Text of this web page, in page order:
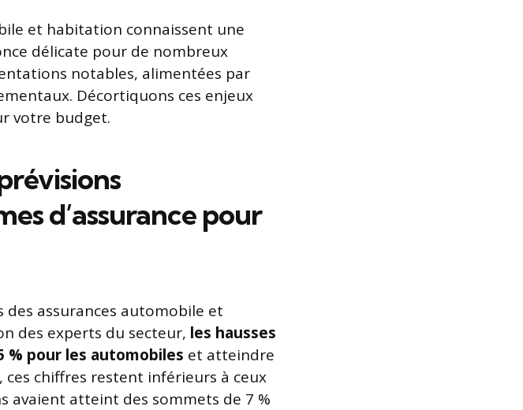
et habitation connaissent une
délicate pour de nombreux
notables, alimentées par
Décortiquons ces enjeux
votre budget.
d’assurance pour
assurances automobile et
des experts du secteur, les hausses
pour les automobiles et atteindre
ces chiffres restent inférieurs à ceux
avaient atteint des sommets de 7 %